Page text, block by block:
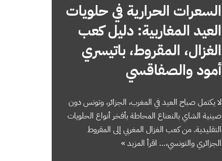
السعرات الحرارية في حلويات
العيد المغاربية: دليل كعب
الغزال، المقروط، باتيسري
أمود والصفاقسي
لا يكتمل صباح العيد في المغرب، الجزائر، وتونس دون
صينية الشاي بالنعناع المحاطة بأفخر أنواع الحلويات
التقليدية. من كعب الغزال المغربي إلى المقروط
الجزائري والتونسي،… اقرأ المزيد »